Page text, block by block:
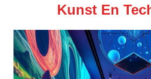
Kunst En